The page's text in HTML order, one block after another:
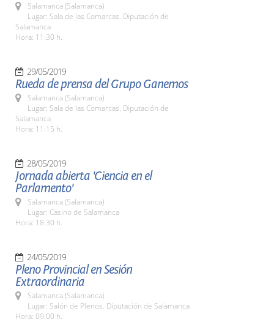
Salamanca (Salamanca)
Lugar: Sala de las Comarcas. Diputación de
Salamanca
Hora: 11:30 h.
29/05/2019
Rueda de prensa del Grupo Ganemos
Salamanca (Salamanca)
Lugar: Sala de las Comarcas. Diputación de
Salamanca
Hora: 11:15 h.
28/05/2019
Jornada abierta 'Ciencia en el
Parlamento'
Salamanca (Salamanca)
Lugar: Casino de Salamanca
Hora: 18:30 h.
24/05/2019
Pleno Provincial en Sesión
Extraordinaria
Salamanca (Salamanca)
Lugar: Salón de Plenos. Diputación de Salamanca
Hora: 09:00 h.